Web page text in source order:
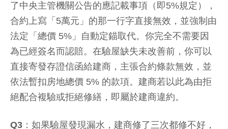
了中央主管機關公告的應記載事項（即5%規定），
合約上寫「5萬元」的那一行字直接無效，並強制由
法定「總價 5%」自動定錨取代。你完全不需要因
為已經簽名而認賠。在驗屋缺失未改善前，你可以
直接寄發存證信函給建商，主張合約條款無效，並
依法暫扣房地總價 5% 的款項。建商若以此為由拒
絕配合複驗或拒絕修繕，即屬於建商違約。
Q3：如果驗屋發現漏水，建商修了三次都修不好，